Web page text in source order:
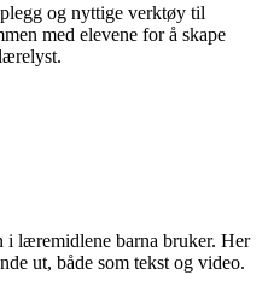
og nyttige verktøy til
med elevene for å skape
i læremidlene barna bruker. Her
ut, både som tekst og video.